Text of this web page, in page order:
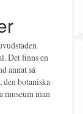
Det finns en
annat så
botaniska
museum man